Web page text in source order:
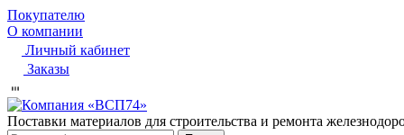
Покупателю
О компании
Личный кабинет
Заказы
Пocтaвки мaтepиaлoв для cтpoитeльcтвa и peмoнтa